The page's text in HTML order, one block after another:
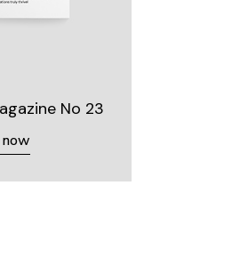
No 23